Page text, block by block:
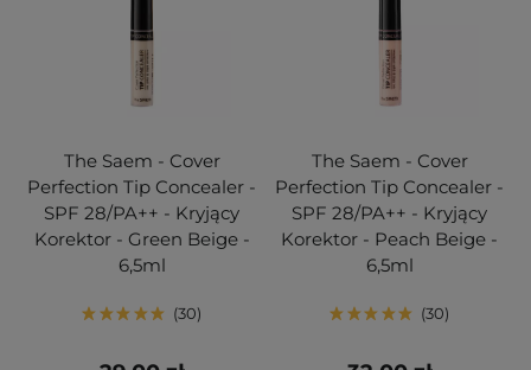
The Saem - Cover
Perfection Tip Concealer -
SPF 28/PA++ - Kryjący
Korektor - Green Beige -
6,5ml
30
The Saem - Cover
Perfection Tip Concealer -
SPF 28/PA++ - Kryjący
Korektor - Peach Beige -
6,5ml
30